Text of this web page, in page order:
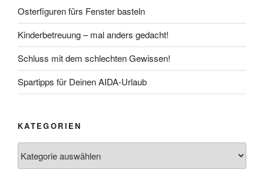
Osterfiguren fürs Fenster basteln
Kinderbetreuung – mal anders gedacht!
Schluss mit dem schlechten Gewissen!
Spartipps für Deinen AIDA-Urlaub
KATEGORIEN